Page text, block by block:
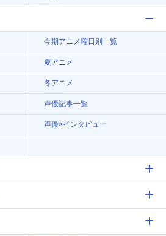
今期アニメ曜日別一覧
夏アニメ
冬アニメ
声優記事一覧
声優×インタビュー